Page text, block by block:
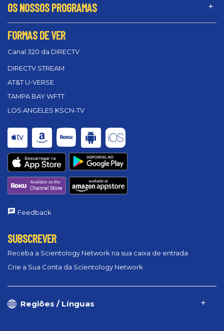
OS NOSSOS PROGRAMAS
FORMAS DE VER
Canal 320 da DIRECTV
DIRECTV STREAM
AT&T U-VERSE
TAMPA BAY WFTT
LOS ANGELES KSCN-TV
Feedback
SUBSCREVER
Receba a Scientology Network na sua caixa de entrada
Crie a Sua Conta da Scientology Network
Regiões / Línguas